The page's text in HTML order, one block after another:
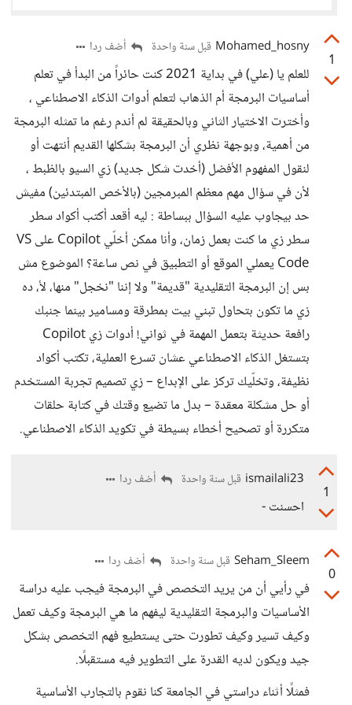
1
Mohamed_hosny قبل سنة واحدة أضف ردا
للعلم يا (علي) في بداية 2021 كنت حائراً من البدأ في تعلم
أساسيات البرمجة أم الذهاب لتعلم أدوات الذكاء الاصطناعي ،
وأخترت الاختيار الثاني وبالحقيقة لم أندم رغم ما تمثله البرمجة
من أهمية، وبوجهة نظري أن البرمجة بشكلها القديم أنتهت أو
لنقول المفهوم الأفضل (أخدت شكل جديد) زي السيو بالظبط ،
لأن في سؤال مهم معظم المبرمجين (بالأخص المبتدئين) مفيش
حد بيجاوب عليه السؤال ببساطة : ليه أقعد أكتب أكواد سطر
سطر زي ما كنت بعمل زمان، وأنا ممكن أخلّي Copilot على VS
Code يعملي الموقع أو التطبيق في نص ساعة؟ الموضوع مش
بس إن البرمجة التقليدية "قديمة" ولا إننا "نخجل" منها، لأ، ده
زي ما تكون بتحاول تبني بيت بمطرقة ومسامير بينما جنبك
رافعة حديثة بتعمل المهمة في ثواني! أدوات زي Copilot
بتستغل الذكاء الاصطناعي عشان تسرع العملية، تكتب أكواد
نظيفة، وتخلّيك تركز على الإبداع – زي تصميم تجربة المستخدم
أو حل مشكلة معقدة – بدل ما تضيع وقتك في كتابة حلقات
متكررة أو تصحيح أخطاء بسيطة في تكويد الذكاء الاصطناعي.
1
ismailali23 قبل سنة واحدة أضف ردا
احسنت -
0
Seham_Sleem قبل سنة واحدة أضف ردا
في رأيي أن من يريد التخصص في البرمجة فيجب عليه دراسة
الأساسيات والبرمجة التقليدية ليفهم ما هي البرمجة وكيف تعمل
وكيف تسير وكيف تطورت حتى يستطيع فهم التخصص بشكل
جيد ويكون لديه القدرة على التطوير فيه مستقبلًا.
فمثلًا أثناء دراستي في الجامعة كنا نقوم بالتجارب الأساسية